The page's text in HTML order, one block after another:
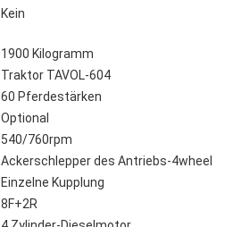
Kein
1900 Kilogramm
Traktor TAVOL-604
60 Pferdestärken
Optional
540/760rpm
Ackerschlepper des Antriebs-4wheel
Einzelne Kupplung
8F+2R